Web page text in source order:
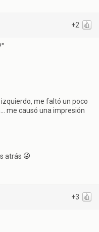
+2
me faltó un poco
me causó una impresión
atrás
+3